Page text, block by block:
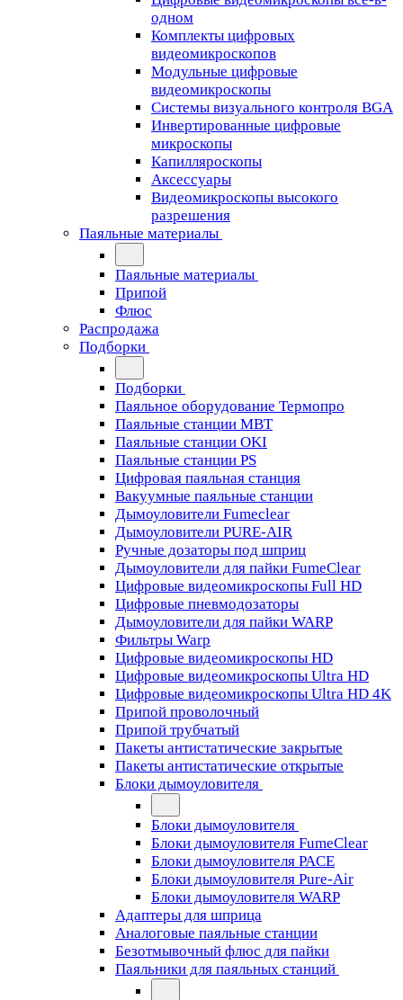
одном
Комплекты цифровых
видеомикроскопов
Модульные цифровые
видеомикроскопы
Cистемы визуального контроля BGA
Инвертированные цифровые
микроскопы
Капилляроскопы
Аксессуары
Видеомикроскопы высокого
разрешения
Паяльные материалы
Паяльные материалы
Припой
Флюс
Распродажа
Подборки
Подборки
Паяльное оборудование Термопро
Паяльные станции MBT
Паяльные станции OKI
Паяльные станции PS
Цифровая паяльная станция
Вакуумные паяльные станции
Дымоуловители Fumeclear
Дымоуловители PURE-AIR
Ручные дозаторы под шприц
Дымоуловители для пайки FumeClear
Цифровые видеомикроскопы Full HD
Цифровые пневмодозаторы
Дымоуловители для пайки WARP
Фильтры Warp
Цифровые видеомикроскопы HD
Цифровые видеомикроскопы Ultra HD
Цифровые видеомикроскопы Ultra HD 4K
Припой проволочный
Припой трубчатый
Пакеты антистатические закрытые
Пакеты антистатические открытые
Блоки дымоуловителя
Блоки дымоуловителя
Блоки дымоуловителя FumeClear
Блоки дымоуловителя PACE
Блоки дымоуловителя Pure-Air
Блоки дымоуловителя WARP
Адаптеры для шприца
Аналоговые паяльные станции
Безотмывочный флюс для пайки
Паяльники для паяльных станций